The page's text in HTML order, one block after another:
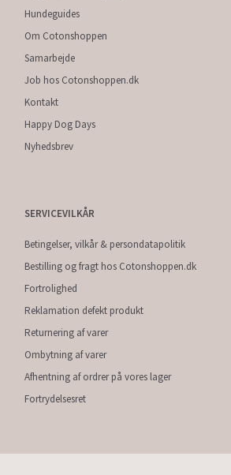
Hundeguides
Om Cotonshoppen
Samarbejde
Job hos Cotonshoppen.dk
Kontakt
Happy Dog Days
Nyhedsbrev
SERVICEVILKÅR
Betingelser, vilkår & persondatapolitik
Bestilling og fragt hos Cotonshoppen.dk
Fortrolighed
Reklamation defekt produkt
Returnering af varer
Ombytning af varer
Afhentning af ordrer på vores lager
Fortrydelsesret